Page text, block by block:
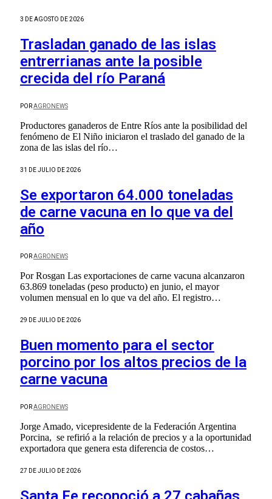
3 DE AGOSTO DE 2026
Trasladan ganado de las islas
entrerrianas ante la posible
crecida del río Paraná
PORAGRONEWS
Productores ganaderos de Entre Ríos ante la posibilidad del
fenómeno de El Niño iniciaron el traslado del ganado de la
zona de las islas del río…
31 DE JULIO DE 2026
Se exportaron 64.000 toneladas
de carne vacuna en lo que va del
año
PORAGRONEWS
Por Rosgan Las exportaciones de carne vacuna alcanzaron
63.869 toneladas (peso producto) en junio, el mayor
volumen mensual en lo que va del año. El registro…
29 DE JULIO DE 2026
Buen momento para el sector
porcino por los altos precios de la
carne vacuna
PORAGRONEWS
Jorge Amado, vicepresidente de la Federación Argentina
Porcina, se refirió a la relación de precios y a la oportunidad
exportadora que genera esta diferencia de costos…
27 DE JULIO DE 2026